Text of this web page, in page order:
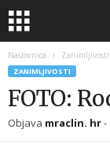
Naslovnica Zanimljivosti
ZANIMLJIVOSTI
FOTO:
Objava mraclin. hr-